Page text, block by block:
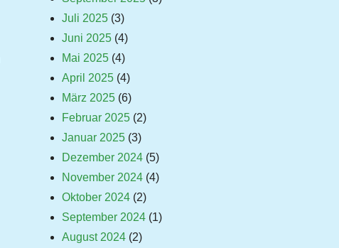
Juli 2025(3)
Juni 2025(4)
Mai 2025(4)
April 2025(4)
März 2025(6)
Februar 2025(2)
Januar 2025(3)
Dezember 2024(5)
November 2024(4)
Oktober 2024(2)
September 2024(1)
August 2024(2)